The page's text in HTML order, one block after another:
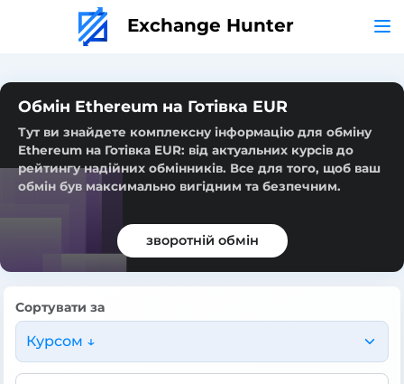
Exchange Hunter
Обмін Ethereum на Готівка EUR
Тут ви знайдете комплексну інформацію для обміну
Ethereum на Готівка EUR: від актуальних курсів до
рейтингу надійних обмінників. Все для того, щоб ваш
обмін був максимально вигідним та безпечним.
зворотній обмін
Сортувати за
Курсом ↓